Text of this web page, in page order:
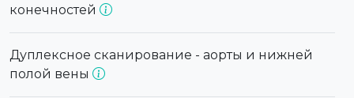
конечностей
Дуплексное сканирование - аорты и нижней
полой вены